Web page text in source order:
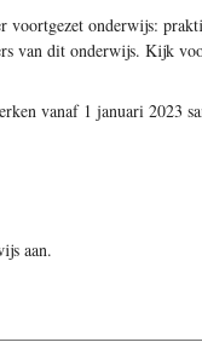
voortgezet onderwijs:
van dit onderwijs. Kijk
vanaf 1 januari 2023
aan.